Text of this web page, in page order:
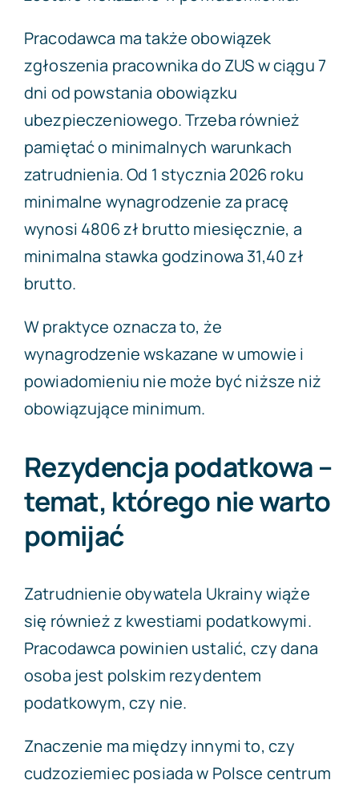
Pracodawca ma także obowiązek
zgłoszenia pracownika do ZUS w ciągu 7
dni od powstania obowiązku
ubezpieczeniowego. Trzeba również
pamiętać o minimalnych warunkach
zatrudnienia. Od 1 stycznia 2026 roku
minimalne wynagrodzenie za pracę
wynosi 4806 zł brutto miesięcznie, a
minimalna stawka godzinowa 31,40 zł
brutto.
W praktyce oznacza to, że
wynagrodzenie wskazane w umowie i
powiadomieniu nie może być niższe niż
obowiązujące minimum.
Rezydencja podatkowa –
temat, którego nie warto
pomijać
Zatrudnienie obywatela Ukrainy wiąże
się również z kwestiami podatkowymi.
Pracodawca powinien ustalić, czy dana
osoba jest polskim rezydentem
podatkowym, czy nie.
Znaczenie ma między innymi to, czy
cudzoziemiec posiada w Polsce centrum